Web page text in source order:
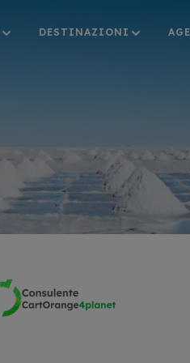
DESTINAZIONI